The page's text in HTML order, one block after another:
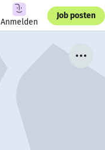
Anmelden
Job posten